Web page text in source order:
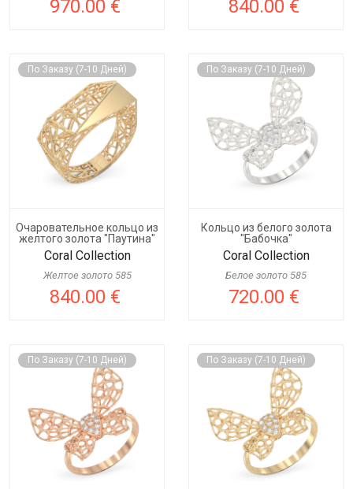
970.00 € 840.00 €
По Заказу (7-10 Дней)
Очаровательное кольцо из
желтого золота "Паутина"
Coral Collection
Желтое золото 585
840.00 €
По Заказу (7-10 Дней)
Кольцо из белого золота
"Бабочка"
Coral Collection
Белое золото 585
720.00 €
По Заказу (7-10 Дней) По Заказу (7-10 Дней)